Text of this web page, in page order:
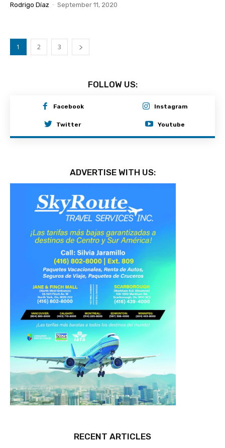
Rodrigo Díaz - September 11, 2020
1 2 3
FOLLOW US:
Facebook Instagram
Twitter Youtube
ADVERTISE WITH US:
RECENT ARTICLES